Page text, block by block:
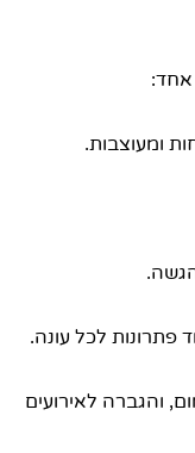
אחד:
ומעוצבות.
הגשה.
פתרונות לכל עונה.
והגברה לאירועים